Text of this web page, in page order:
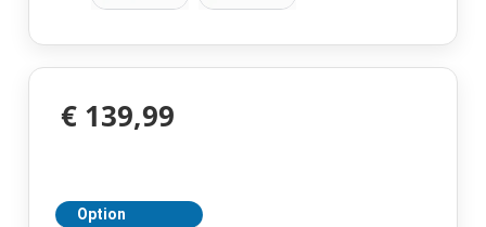
€ 139,99
Option